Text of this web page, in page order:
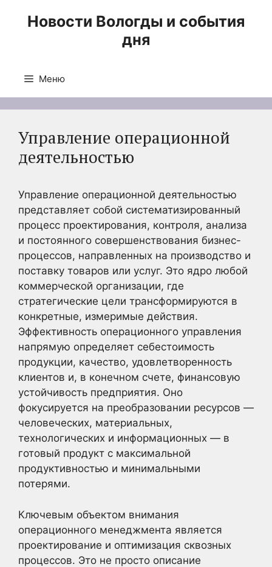
Новости Вологды и события
дня
Меню
Управление операционной
деятельностью
Управление операционной деятельностью
представляет собой систематизированный
процесс проектирования, контроля, анализа
и постоянного совершенствования бизнес-
процессов, направленных на производство и
поставку товаров или услуг. Это ядро любой
коммерческой организации, где
стратегические цели трансформируются в
конкретные, измеримые действия.
Эффективность операционного управления
напрямую определяет себестоимость
продукции, качество, удовлетворенность
клиентов и, в конечном счете, финансовую
устойчивость предприятия. Оно
фокусируется на преобразовании ресурсов —
человеческих, материальных,
технологических и информационных — в
готовый продукт с максимальной
продуктивностью и минимальными
потерями.
Ключевым объектом внимания
операционного менеджмента является
проектирование и оптимизация сквозных
процессов. Это не просто описание